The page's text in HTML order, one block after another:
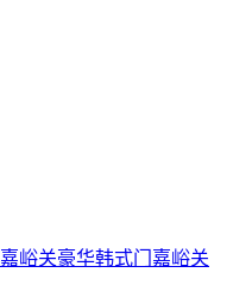
嘉峪关豪华韩式门 嘉峪关